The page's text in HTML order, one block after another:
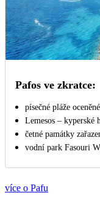
Pafos ve zkratce:
písečné pláže
Lemesos – kyperské
četné památky
vodní park Fasouri
více o Pafu